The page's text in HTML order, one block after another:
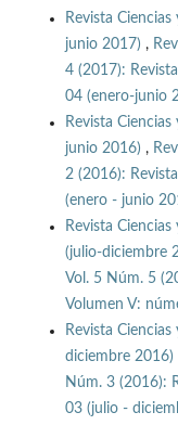
Revista
junio 2017) ,
4 (2017):
04 (enero-junio
Revista
junio 2016) ,
2 (2016):
(enero - junio
Revista
(julio-diciembre
Vol. 5 Núm. 5
Volumen V:
Revista
diciembre 2016)
Núm. 3 (2016):
03 (julio -